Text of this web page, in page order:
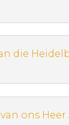
die
ons Heer